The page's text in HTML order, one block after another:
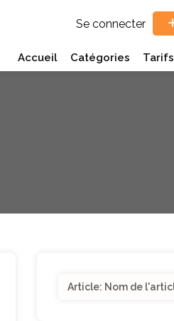
Se connecter
Accueil Catégories Tarifs
for: